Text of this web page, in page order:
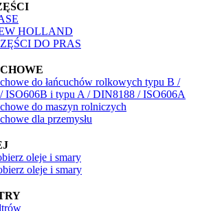
HOLLAND
DO PRAS
do łańcuchów rolkowych typu B /
ISO606B i typu A / DIN8188 / ISO606A
do maszyn rolniczych
dla przemysłu
oleje i smary
oleje i smary